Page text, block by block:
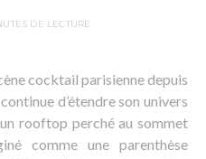
DE LECTURE
cocktail parisienne depuis
continue d’étendre son univers
rooftop perché au sommet
comme une parenthèse